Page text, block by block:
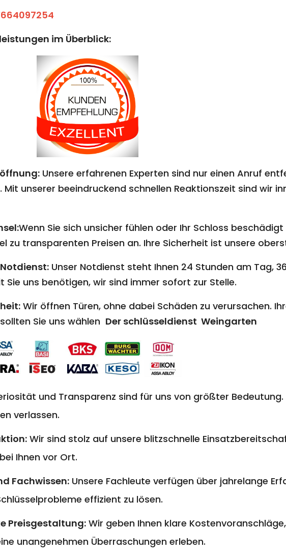
im Überblick:
Unsere erfahrenen Experten sind nur einen Anruf
Mit unserer beeindruckend schnellen Reaktionszeit sind wir
Wenn Sie sich unsicher fühlen oder Ihr Schloss
zu transparenten Preisen an. Ihre Sicherheit ist unsere
Unser Notdienst steht Ihnen 24 Stunden am Tag,
Sie uns benötigen, wir sind immer sofort zur Stelle.
Wir öffnen Türen, ohne dabei Schäden zu verursachen.
Sie uns wählen Der schlüsseldienst Weingarten
und Transparenz sind für uns von größter
verlassen.
Wir sind stolz auf unsere blitzschnelle
Ihnen vor Ort.
Fachwissen: Unsere Fachleute verfügen über jahrelange
effizient zu lösen.
Preisgestaltung: Wir geben Ihnen klare
unangenehmen Überraschungen erleben.